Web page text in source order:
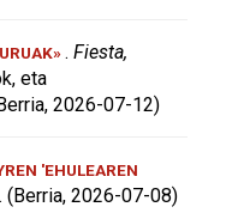
. Fiesta,
eta
2026-07-12)
'EHULEAREN
. (Berria, 2026-07-08)